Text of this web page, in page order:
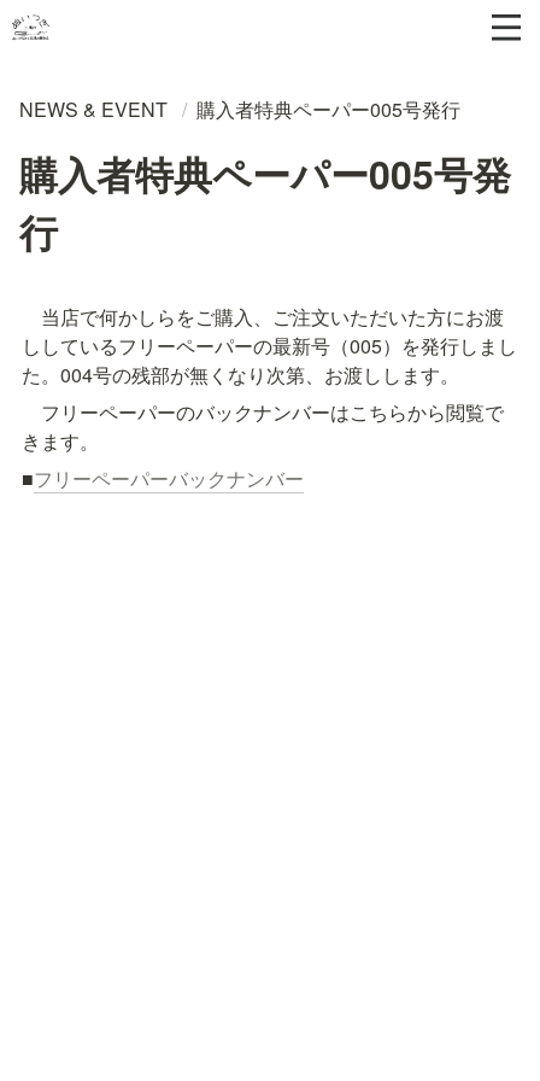
NEWS & EVENT / 購入者特典ペーパー005号発行
購入者特典ペーパー005号発
行
当店で何かしらをご購入、ご注文いただいた方にお渡
ししているフリーペーパーの最新号（005）を発行しまし
た。004号の残部が無くなり次第、お渡しします。
フリーペーパーのバックナンバーはこちらから閲覧で
きます。
■フリーペーパーバックナンバー